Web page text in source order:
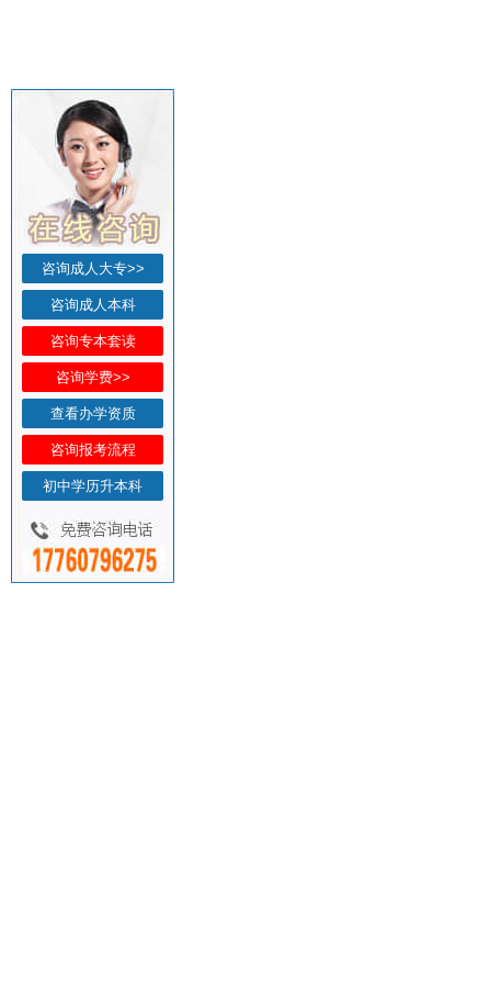
咨询成人大专>>
咨询成人本科
咨询专本套读
咨询学费>>
查看办学资质
咨询报考流程
初中学历升本科